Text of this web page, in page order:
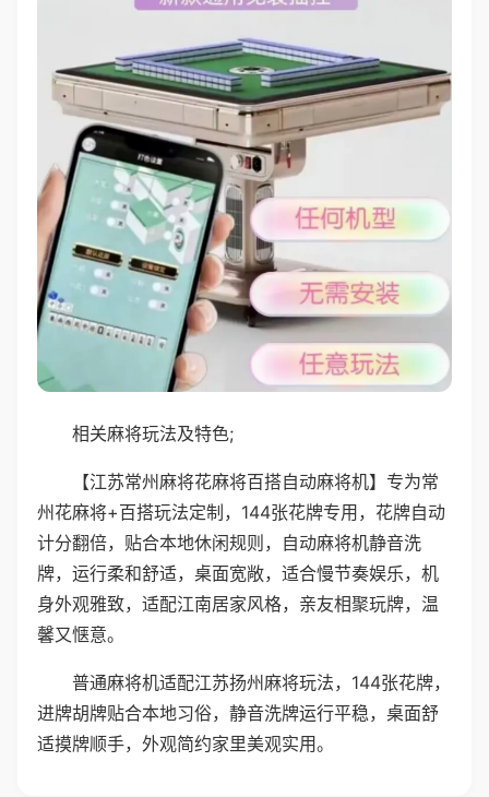
相关麻将玩法及特色;
【江苏常州麻将花麻将百搭自动麻将机】专为常
州花麻将+百搭玩法定制，144张花牌专用，花牌自动
计分翻倍，贴合本地休闲规则，自动麻将机静音洗
牌，运行柔和舒适，桌面宽敞，适合慢节奏娱乐，机
身外观雅致，适配江南居家风格，亲友相聚玩牌，温
馨又惬意。
普通麻将机适配江苏扬州麻将玩法，144张花牌，
进牌胡牌贴合本地习俗，静音洗牌运行平稳，桌面舒
适摸牌顺手，外观简约家里美观实用。